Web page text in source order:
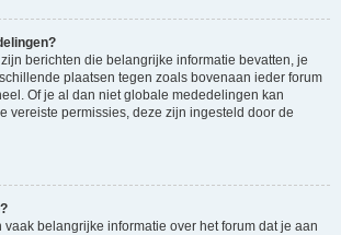
berichten die belangrijke informatie bevatten, je
plaatsen tegen zoals bovenaan ieder forum
Of je al dan niet globale mededelingen kan
vereiste permissies, deze zijn ingesteld door de
vaak belangrijke informatie over het forum dat je aan